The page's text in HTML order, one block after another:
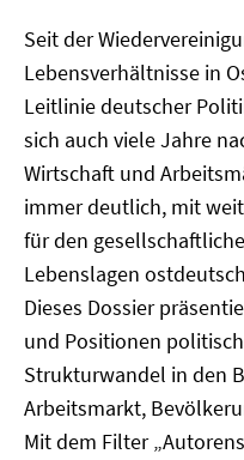
Seit der
Lebensverhältnisse in
Leitlinie deutscher
sich auch viele Jahre
Wirtschaft und
immer deutlich, mit
für den
Lebenslagen
Dieses Dossier
und Positionen
Strukturwandel in den
Arbeitsmarkt,
Mit dem Filter